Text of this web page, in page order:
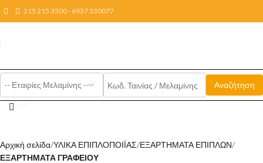
215 215 3500 - 6937 330077
Click to enlarge
Αρχική σελίδα ΥΛΙΚΑ ΕΠΙΠΛΟΠΟΙΪΑΣ ΕΞΑΡΤΗΜΑΤΑ ΕΠΙΠΛΩΝ
ΕΞΑΡΤΗΜΑΤΑ ΓΡΑΦΕΙΟΥ